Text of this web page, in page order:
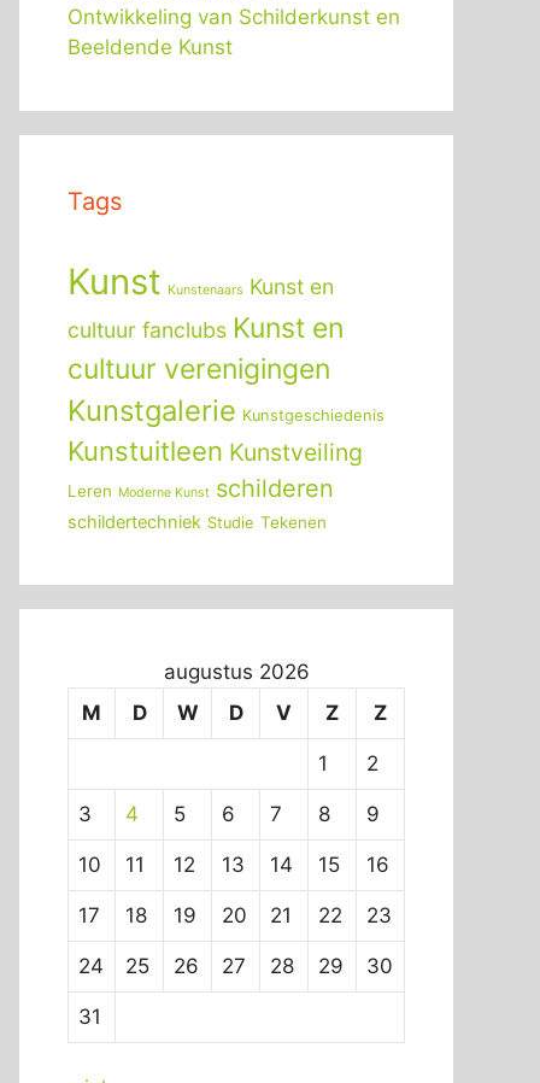
Ontwikkeling van Schilderkunst en
Beeldende Kunst
Tags
Kunst Kunstenaars Kunst en
cultuur fanclubs Kunst en
cultuur verenigingen
Kunstgalerie Kunstgeschiedenis
Kunstuitleen Kunstveiling
Leren Moderne Kunst schilderen
schildertechniek Studie Tekenen
augustus 2026
M
D W D V Z Z
1 2
3 4 5 6 7 8 9
10 11 12 13 14 15 16
17 18 19 20 21 22 23
24 25 26 27 28 29 30
31